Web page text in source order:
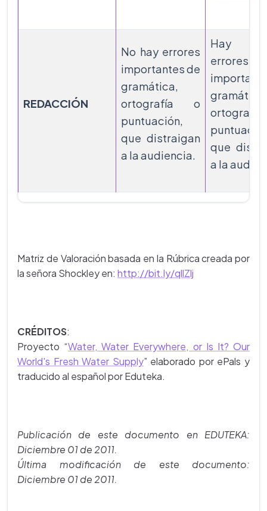
REDACCIÓN
No hay errores
importantes de
gramática,
ortografía o
puntuación,
que distraigan
a la audiencia.
Hay
errores
gramática,
que
a la
Matriz de Valoración basada en la Rúbrica creada por
la señora Shockley en: http://bit.ly/qllZlj
CRÉDITOS:
Proyecto “Water, Water Everywhere, or Is It? Our
World's Fresh Water Supply” elaborado por ePals y
traducido al español por Eduteka.
Publicación de este documento en EDUTEKA:
Diciembre 01 de 2011.
Última modificación de este documento:
Diciembre 01 de 2011.